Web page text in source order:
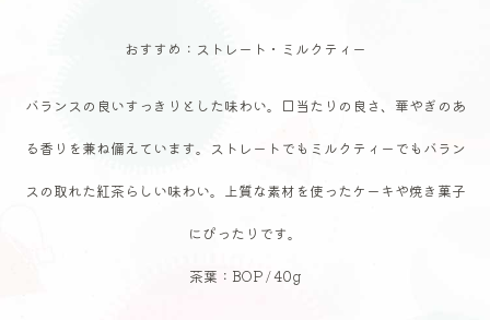
おすすめ：ストレート・ミルクティー
バランスの良いすっきりとした味わい。口当たりの良さ、華やぎのあ
る香りを兼ね備えています。ストレートでもミルクティーでもバラン
スの取れた紅茶らしい味わい。上質な素材を使ったケーキや焼き菓子
にぴったりです。
茶葉：BOP / 40g